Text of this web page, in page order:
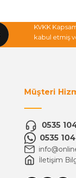
KVKK
kabul etmiş
Müşteri
0535
0535
İletişim